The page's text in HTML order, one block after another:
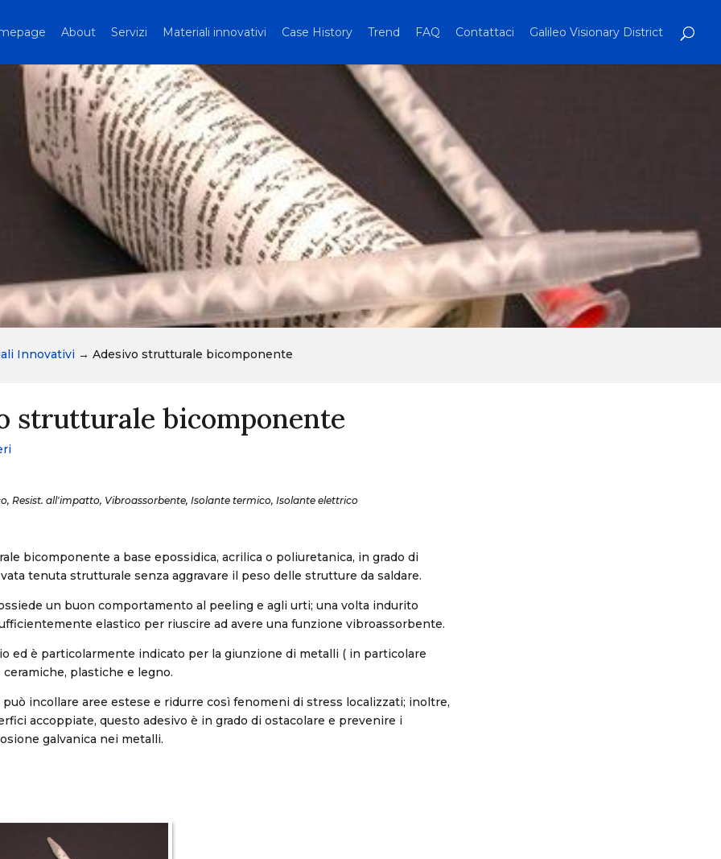
About Servizi Materiali innovativi Case History Trend FAQ Contattaci Galileo Visionary District
Innovativi → Adesivo strutturale bicomponente
strutturale bicomponente
Resist. all'impatto, Vibroassorbente, Isolante termico, Isolante elettrico
bicomponente a base epossidica, acrilica o poliuretanica, in grado di
tenuta strutturale senza aggravare il peso delle strutture da saldare.
un buon comportamento al peeling e agli urti; una volta indurito
elastico per riuscire ad avere una funzione vibroassorbente.
ed è particolarmente indicato per la giunzione di metalli ( in particolare
plastiche e legno.
può incollare aree estese e ridurre così fenomeni di stress localizzati; inoltre,
accoppiate, questo adesivo è in grado di ostacolare e prevenire i
galvanica nei metalli.